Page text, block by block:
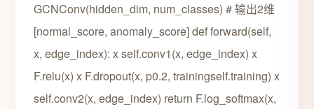
GCNConv(hidden_dim, num_classes) # 输出2维
[normal_score, anomaly_score] def forward(self,
x, edge_index): x self.conv1(x, edge_index) x
F.relu(x) x F.dropout(x, p0.2, trainingself.training) x
self.conv2(x, edge_index) return F.log_softmax(x,